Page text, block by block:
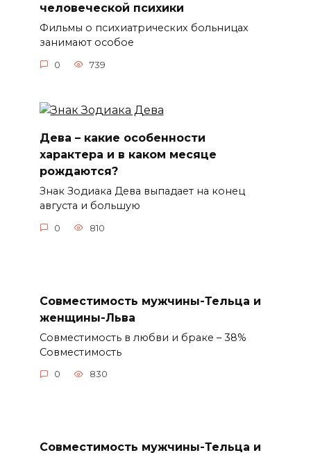
человеческой психики
Фильмы о психиатрических больницах
занимают особое
0 739
Дева – какие особенности
характера и в каком месяце
рождаются?
Знак Зодиака Дева выпадает на конец
августа и большую
0 810
Совместимость мужчины-Тельца и
женщины-Льва
Совместимость в любви и браке – 38%
Совместимость
0 830
Совместимость мужчины-Тельца и